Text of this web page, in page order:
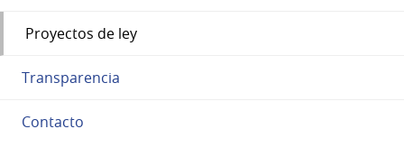
Proyectos de ley
Transparencia
Contacto